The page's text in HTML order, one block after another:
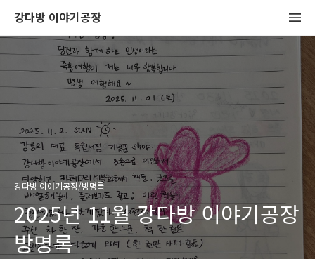
강다방 이야기공장
강다방 이야기공장/방명록
2025년 11월 강다방 이야기공장
방명록